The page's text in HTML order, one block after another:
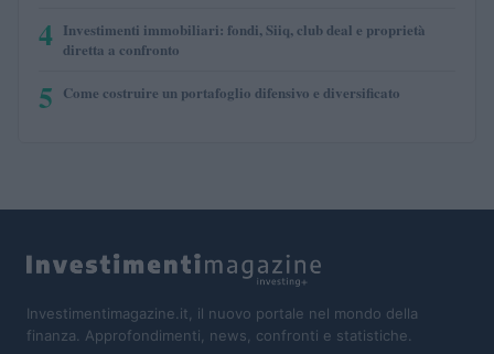
4 Investimenti immobiliari: fondi, Siiq, club deal e proprietà
diretta a confronto
5 Come costruire un portafoglio difensivo e diversificato
Investimentimagazine.it, il nuovo portale nel mondo della
finanza. Approfondimenti, news, confronti e statistiche.